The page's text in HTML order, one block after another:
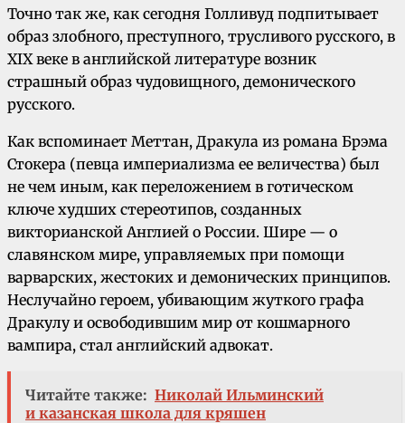
Точно так же, как сегодня Голливуд подпитывает
образ злобного, преступного, трусливого русского, в
XIX веке в английской литературе возник
страшный образ чудовищного, демонического
русского.
Как вспоминает Меттан, Дракула из романа Брэма
Стокера (певца империализма ее величества) был
не чем иным, как переложением в готическом
ключе худших стереотипов, созданных
викторианской Англией о России. Шире — о
славянском мире, управляемых при помощи
варварских, жестоких и демонических принципов.
Неслучайно героем, убивающим жуткого графа
Дракулу и освободившим мир от кошмарного
вампира, стал английский адвокат.
Читайте также: Николай Ильминский
и казанская школа для кряшен